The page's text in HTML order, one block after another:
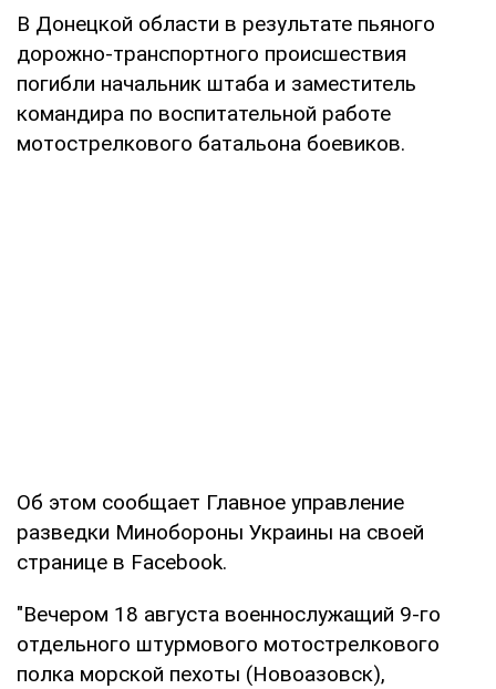
В Донецкой области в результате пьяного
дорожно-транспортного происшествия
погибли начальник штаба и заместитель
командира по воспитательной работе
мотострелкового батальона боевиков.
Об этом сообщает Главное управление
разведки Минобороны Украины на своей
странице в Facebook.
"Вечером 18 августа военнослужащий 9-го
отдельного штурмового мотострелкового
полка морской пехоты (Новоазовск),